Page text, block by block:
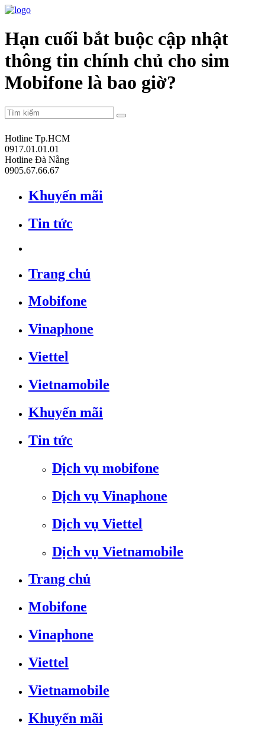
Hạn cuối bắt buộc cập nhật
thông tin chính chủ cho sim
Mobifone là bao giờ?
Hotline Tp.HCM
0917.01.01.01
Hotline Đà Nẵng
0905.67.66.67
Khuyến mãi
Tin tức
Trang chủ
Mobifone
Vinaphone
Viettel
Vietnamobile
Khuyến mãi
Tin tức
Dịch vụ mobifone
Dịch vụ Vinaphone
Dịch vụ Viettel
Dịch vụ Vietnamobile
Trang chủ
Mobifone
Vinaphone
Viettel
Vietnamobile
Khuyến mãi